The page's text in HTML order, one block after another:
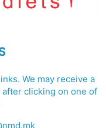
We may receive a
clicking on one of